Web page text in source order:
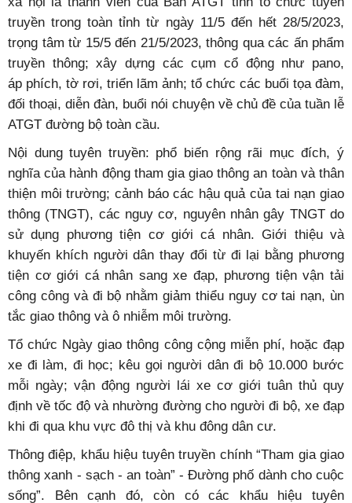
truyền trong toàn tỉnh từ ngày 11/5 đến hết 28/5/2023,
trọng tâm từ 15/5 đến 21/5/2023, thông qua các ấn phẩm
truyền thông; xây dựng các cụm cổ động như pano,
áp phích, tờ rơi, triển lãm ảnh; tổ chức các buổi tọa đàm,
đối thoại, diễn đàn, buổi nói chuyện về chủ đề của tuần lễ
ATGT đường bộ toàn cầu.
Nội dung tuyên truyền: phổ biến rộng rãi mục đích, ý
nghĩa của hành động tham gia giao thông an toàn và thân
thiện môi trường; cảnh báo các hậu quả của tai nạn giao
thông (TNGT), các nguy cơ, nguyên nhân gây TNGT do
sử dụng phương tiện cơ giới cá nhân. Giới thiệu và
khuyến khích người dân thay đổi từ đi lại bằng phương
tiện cơ giới cá nhân sang xe đạp, phương tiện vận tải
công công và đi bộ nhằm giảm thiểu nguy cơ tai nạn, ùn
tắc giao thông và ô nhiễm môi trường.
Tổ chức Ngày giao thông công cộng miễn phí, hoặc đạp
xe đi làm, đi học; kêu gọi người dân đi bộ 10.000 bước
mỗi ngày; vận động người lái xe cơ giới tuân thủ quy
định về tốc độ và nhường đường cho người đi bộ, xe đạp
khi đi qua khu vực đô thị và khu đông dân cư.
Thông điệp, khẩu hiệu tuyên truyền chính “Tham gia giao
thông xanh - sạch - an toàn” - Đường phố dành cho cuộc
sống”. Bên cạnh đó, còn có các khẩu hiệu tuyên